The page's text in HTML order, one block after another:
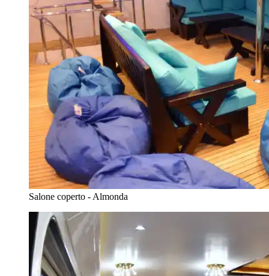
Salone coperto - Almonda